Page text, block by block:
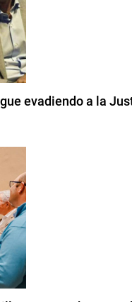
evadiendo a la